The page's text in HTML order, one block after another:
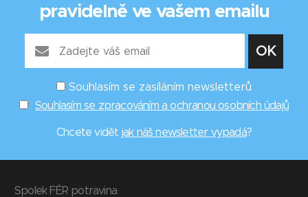
pravidelně ve vašem emailu
Souhlasím se zasíláním newsletterů
Souhlasím se zpracováním a ochranou osobních údajů
Chcete vidět jak náš newsletter vypadá?
Spolek FÉR potravina